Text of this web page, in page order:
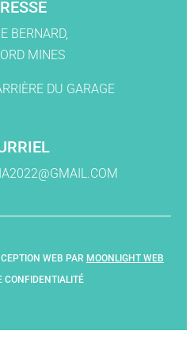
BERNARD,
MINES
DU GARAGE
WEB PAR MOONLIGHT WEB
CONFIDENTIALITÉ